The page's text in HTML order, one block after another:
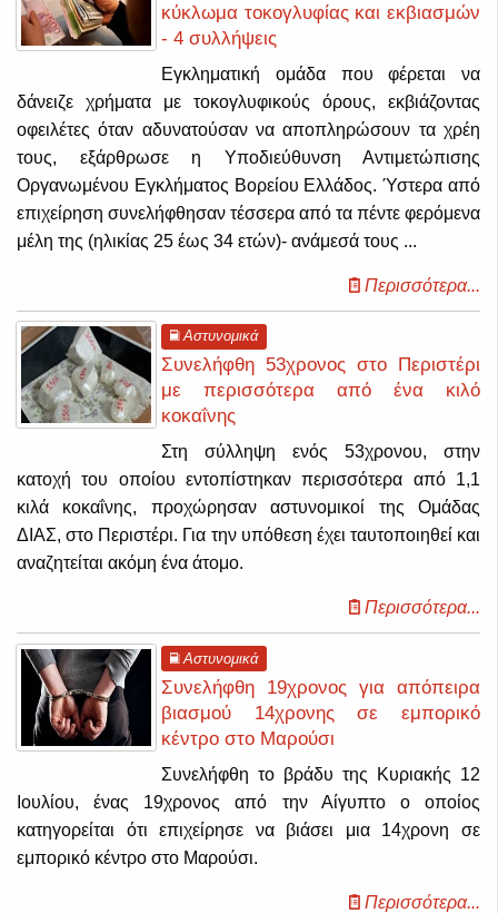
κύκλωμα τοκογλυφίας και εκβιασμών
- 4 συλλήψεις
Εγκληματική ομάδα που φέρεται να
δάνειζε χρήματα με τοκογλυφικούς όρους, εκβιάζοντας
οφειλέτες όταν αδυνατούσαν να αποπληρώσουν τα χρέη
τους, εξάρθρωσε η Υποδιεύθυνση Αντιμετώπισης
Οργανωμένου Εγκλήματος Βορείου Ελλάδος. Ύστερα από
επιχείρηση συνελήφθησαν τέσσερα από τα πέντε φερόμενα
μέλη της (ηλικίας 25 έως 34 ετών)- ανάμεσά τους ...
Περισσότερα...
Αστυνομικά
Συνελήφθη 53χρονος στο Περιστέρι
με περισσότερα από ένα κιλό
κοκαΐνης
Στη σύλληψη ενός 53χρονου, στην
κατοχή του οποίου εντοπίστηκαν περισσότερα από 1,1
κιλά κοκαΐνης, προχώρησαν αστυνομικοί της Ομάδας
ΔΙΑΣ, στο Περιστέρι. Για την υπόθεση έχει ταυτοποιηθεί και
αναζητείται ακόμη ένα άτομο.
Περισσότερα...
Αστυνομικά
Συνελήφθη 19χρονος για απόπειρα
βιασμού 14χρονης σε εμπορικό
κέντρο στο Μαρούσι
Συνελήφθη το βράδυ της Κυριακής 12
Ιουλίου, ένας 19χρονος από την Αίγυπτο ο οποίος
κατηγορείται ότι επιχείρησε να βιάσει μια 14χρονη σε
εμπορικό κέντρο στο Μαρούσι.
Περισσότερα...